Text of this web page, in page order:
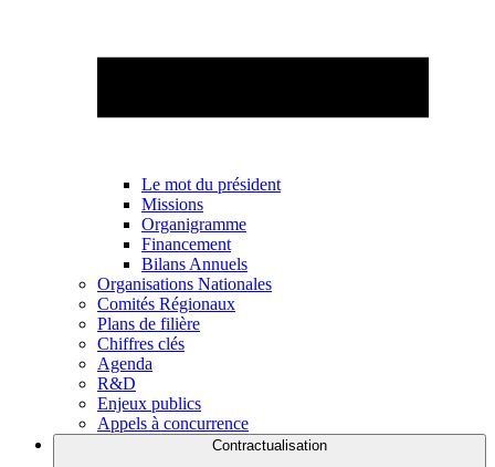
Le mot du président
Missions
Organigramme
Financement
Bilans Annuels
Organisations Nationales
Comités Régionaux
Plans de filière
Chiffres clés
Agenda
R&D
Enjeux publics
Appels à concurrence
Contractualisation